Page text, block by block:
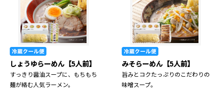
しょうゆらーめん【5人前】
すっきり醤油スープに、もちもち
麺が絡む人気ラーメン。
みそらーめん【5人前】
旨みとコクたっぷりのこだわりの
味噌スープ。